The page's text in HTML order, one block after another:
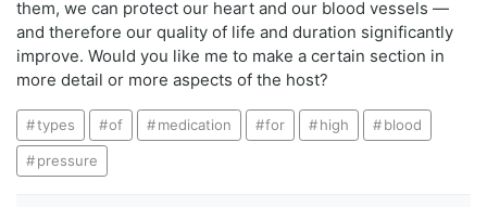
them, we can protect our heart and our blood vessels —
and therefore our quality of life and duration significantly
improve. Would you like me to make a certain section in
more detail or more aspects of the host?
types of medication for high blood
pressure